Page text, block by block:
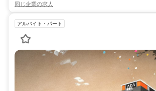
同じ企業の求人
アルバイト・パート